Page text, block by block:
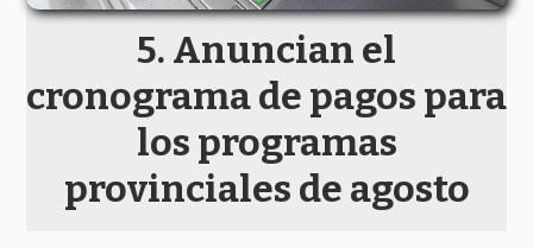
Anuncian el
cronograma de pagos para
los programas
provinciales de agosto